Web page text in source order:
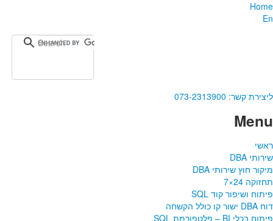
Home
En
ליצירת קשר: 073-2313900
Menu
ראשי
שירותי DBA‎
מיקור חוץ שירותי DBA
תחזוקה 24×7
פיתוח ושיפור קוד SQL
דוח DBA ישור קו כולל הקשחה
פיתוח בכלי BI – פלטפורמת SQL